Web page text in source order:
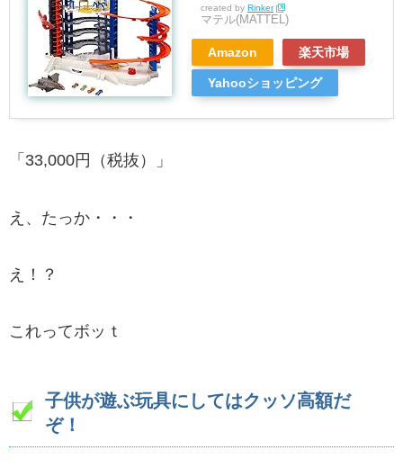
created by Rinker
マテル(MATTEL)
Amazon 楽天市場
Yahooショッピング
「33,000円（税抜）」
え、たっか・・・
え！？
これってボッｔ
子供が遊ぶ玩具にしてはクッソ高額だ
ぞ！